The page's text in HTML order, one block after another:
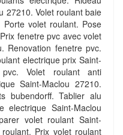
27210. Volet roulant baie
volet roulant. Pose
fenetre pvc avec volet
Renovation fenetre pvc.
electrique prix Saint-
Volet roulant anti
Saint-Maclou 27210.
bubendorff. Tablier alu
electrique Saint-Maclou
volet roulant Saint-
Prix volet roulant